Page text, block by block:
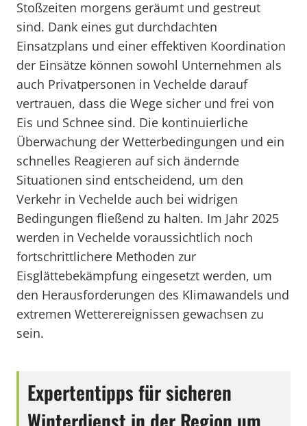
Stoßzeiten morgens geräumt und gestreut
sind. Dank eines gut durchdachten
Einsatzplans und einer effektiven Koordination
der Einsätze können sowohl Unternehmen als
auch Privatpersonen in Vechelde darauf
vertrauen, dass die Wege sicher und frei von
Eis und Schnee sind. Die kontinuierliche
Überwachung der Wetterbedingungen und ein
schnelles Reagieren auf sich ändernde
Situationen sind entscheidend, um den
Verkehr in Vechelde auch bei widrigen
Bedingungen fließend zu halten. Im Jahr 2025
werden in Vechelde voraussichtlich noch
fortschrittlichere Methoden zur
Eisglättebekämpfung eingesetzt werden, um
den Herausforderungen des Klimawandels und
extremen Wetterereignissen gewachsen zu
sein.
Expertentipps für sicheren